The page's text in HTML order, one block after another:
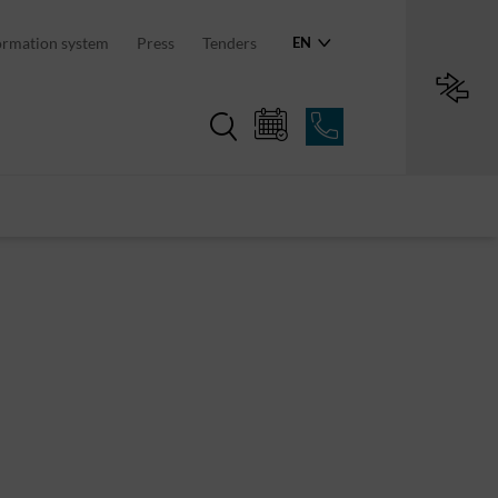
system Press Tenders EN